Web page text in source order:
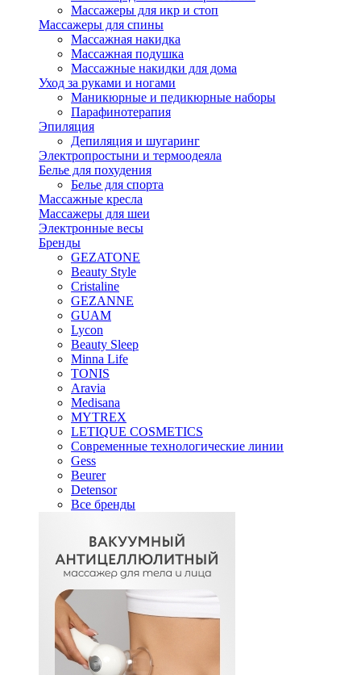
Массажеры для икр и стоп
Массажеры для спины
Массажная накидка
Массажная подушка
Массажные накидки для дома
Уход за руками и ногами
Маникюрные и педикюрные наборы
Парафинотерапия
Эпиляция
Депиляция и шугаринг
Электропростыни и термоодеяла
Белье для похудения
Белье для спорта
Массажные кресла
Массажеры для шеи
Электронные весы
Бренды
GEZATONE
Beauty Style
Cristaline
GEZANNE
GUAM
Lycon
Beauty Sleep
Minna Life
TONIS
Aravia
Medisana
MYTREX
LETIQUE COSMETICS
Современные технологические линии
Gess
Beurer
Detensor
Все бренды